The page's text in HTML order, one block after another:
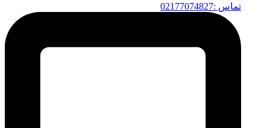
تماس :02177074827